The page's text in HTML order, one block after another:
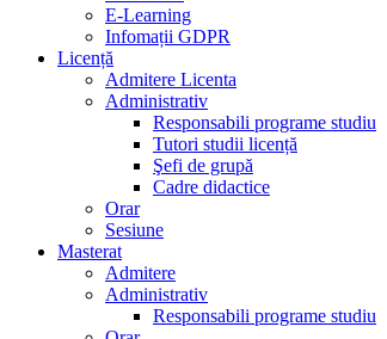
E-Learning
Infomații GDPR
Licență
Admitere Licenta
Administrativ
Responsabili programe studiu
Tutori studii licență
Şefi de grupă
Cadre didactice
Orar
Sesiune
Masterat
Admitere
Administrativ
Responsabili programe studiu